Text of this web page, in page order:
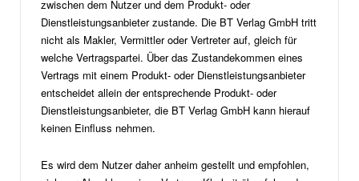
zwischen dem Nutzer und dem Produkt- oder
Dienstleistungsanbieter zustande. Die BT Verlag GmbH tritt
nicht als Makler, Vermittler oder Vertreter auf, gleich für
welche Vertragspartei. Über das Zustandekommen eines
Vertrags mit einem Produkt- oder Dienstleistungsanbieter
entscheidet allein der entsprechende Produkt- oder
Dienstleistungsanbieter, die BT Verlag GmbH kann hierauf
keinen Einfluss nehmen.
Es wird dem Nutzer daher anheim gestellt und empfohlen,